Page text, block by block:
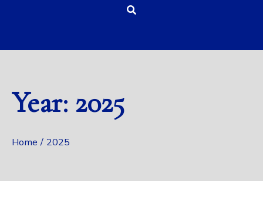
Year: 2025
Home 2025